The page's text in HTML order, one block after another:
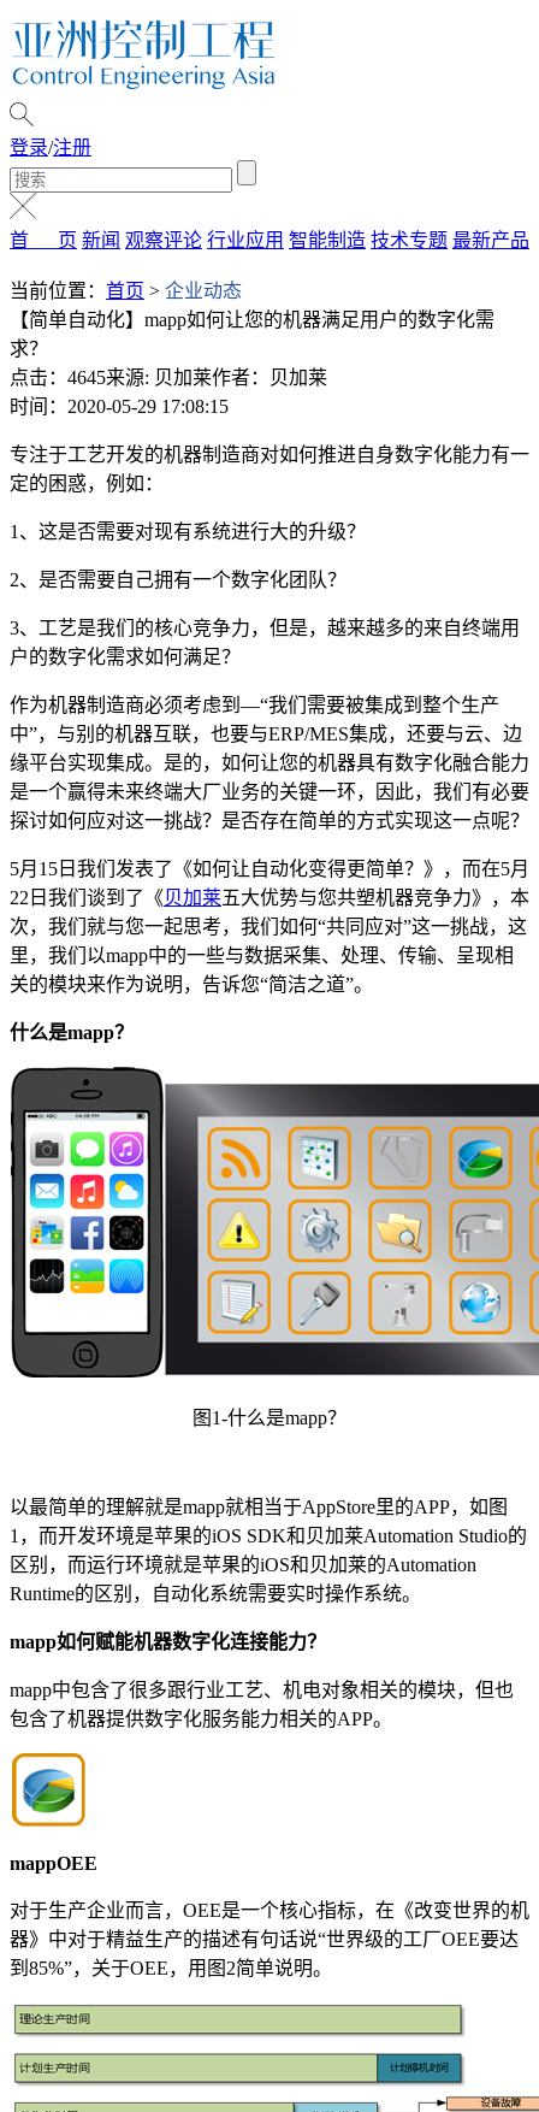
登录/注册
首 页 新闻 观察评论 行业应用 智能制造 技术专题 最新产品
当前位置： 首页 > 企业动态
【简单自动化】mapp如何让您的机器满足用户的数字化需
求？
点击：4645来源: 贝加莱作者：贝加莱
时间：2020-05-29 17:08:15
专注于工艺开发的机器制造商对如何推进自身数字化能力有一
定的困惑，例如：
1、这是否需要对现有系统进行大的升级？
2、是否需要自己拥有一个数字化团队？
3、工艺是我们的核心竞争力，但是，越来越多的来自终端用
户的数字化需求如何满足？
作为机器制造商必须考虑到—“我们需要被集成到整个生产
中”，与别的机器互联，也要与ERP/MES集成，还要与云、边
缘平台实现集成。是的，如何让您的机器具有数字化融合能力
是一个赢得未来终端大厂业务的关键一环，因此，我们有必要
探讨如何应对这一挑战？是否存在简单的方式实现这一点呢？
5月15日我们发表了《如何让自动化变得更简单？》，而在5月
22日我们谈到了《贝加莱五大优势与您共塑机器竞争力》，本
次，我们就与您一起思考，我们如何“共同应对”这一挑战，这
里，我们以mapp中的一些与数据采集、处理、传输、呈现相
关的模块来作为说明，告诉您“简洁之道”。
什么是mapp？
图1-什么是mapp？
以最简单的理解就是mapp就相当于AppStore里的APP，如图
1，而开发环境是苹果的iOS SDK和贝加莱Automation Studio的
区别，而运行环境就是苹果的iOS和贝加莱的Automation
Runtime的区别，自动化系统需要实时操作系统。
mapp如何赋能机器数字化连接能力？
mapp中包含了很多跟行业工艺、机电对象相关的模块，但也
包含了机器提供数字化服务能力相关的APP。
mappOEE
对于生产企业而言，OEE是一个核心指标，在《改变世界的机
器》中对于精益生产的描述有句话说“世界级的工厂OEE要达
到85%”，关于OEE，用图2简单说明。